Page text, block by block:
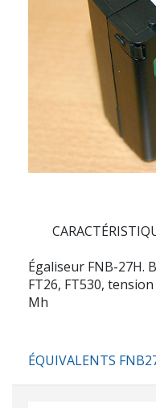
Égaliseur FNB-27H.
FT26, FT530,
Mh
ÉQUIVALENTS